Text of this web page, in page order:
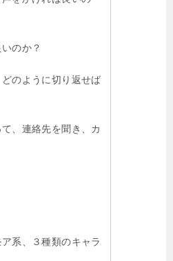
のか？
のように切り返せば
、連絡先を聞き、カ
系、３種類のキャラ